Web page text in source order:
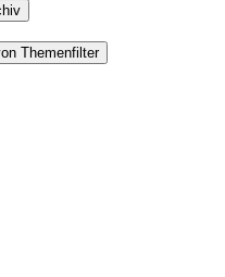
Themenfilter